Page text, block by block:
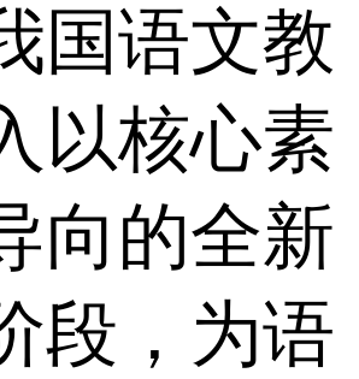
国语文教
以核心素
向的全新
段，为语